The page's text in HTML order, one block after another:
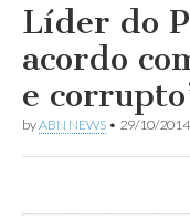
Líder do
acordo
e
byABN NEWS • 29/10/2014